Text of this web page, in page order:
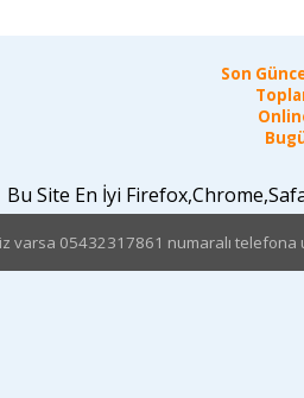
Son
Bu Site En İyi
varsa 05432317861 numaralı telefona